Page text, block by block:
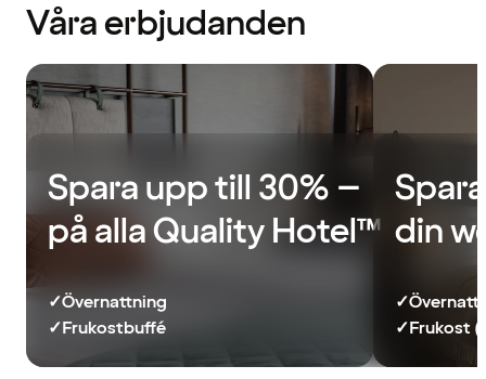
Våra erbjudanden
Spara upp till 30% –
på alla Quality Hotel™
✓Övernattning
✓Frukostbuffé
din
✓
✓Frukost